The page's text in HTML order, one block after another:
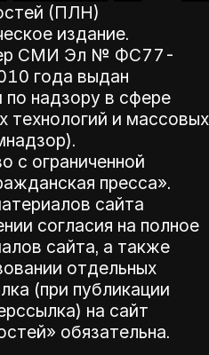
(ПЛН)
издание.
СМИ Эл № ФС77-
года выдан
надзору в сфере
технологий и массовых
с ограниченной
пресса».
сайта
согласия на полное
сайта, а также
отдельных
(при публикации
на сайт
обязательна.